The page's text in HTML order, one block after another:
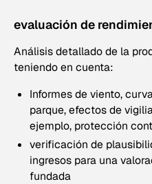
evaluación de
Análisis detallado de la
teniendo en cuenta:
Informes de viento,
parque, efectos de
ejemplo, protección
verificación de
ingresos para una
fundada